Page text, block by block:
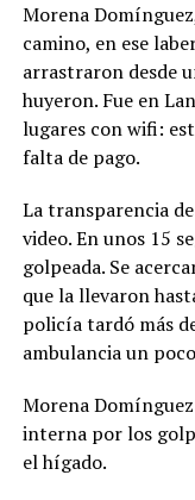
Morena
camino, en ese
arrastraron desde
huyeron. Fue en
lugares con wifi:
falta de pago.
La transparencia
video. En unos 15
golpeada. Se
que la llevaron
policía tardó más
ambulancia un
Morena
interna por los
el hígado.